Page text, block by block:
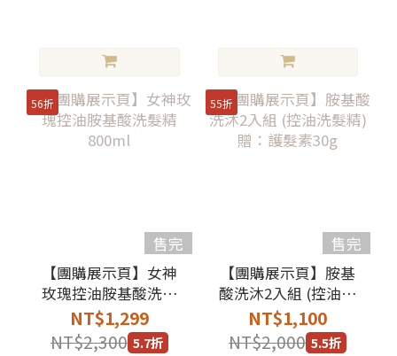
56折
售完
【團購展示頁】女神
玫瑰控油胺基酸洗髮
精 800ml
NT$1,299
NT$2,300 5.7折
55折
售完
【團購展示頁】胺基
酸洗沐2入組 (控油洗
髮精) 贈：護髮素30g
NT$1,100
NT$2,000 5.5折